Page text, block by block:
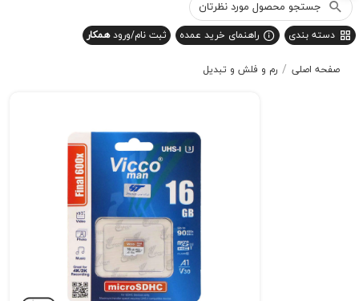
راهنمای خرید عمده ثبت نام/ورودهمکار
/ رم و فلش و تبدیل